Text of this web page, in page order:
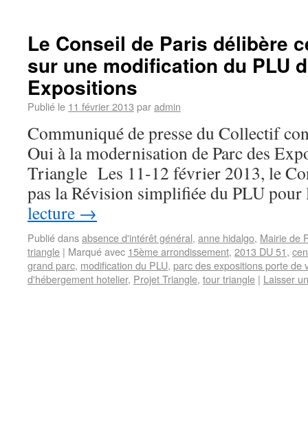
Le Conseil de Paris délibère
sur une modification du PLU
Expositions
Publié le 11 février 2013 paradmin
Communiqué de presse du Collectif
Oui à la modernisation de Parc des
Triangle Les 11-12 février 2013, le
pas la Révision simplifiée du PLU
lecture →
Publié dansabsence d'intérêt général, anne hidalgo, Mairie de
triangle | Marqué avec 15ème arrondissement, 2013 DU 51,
grand parc, modification du PLU, parc des expositions porte de
d'hébergement hotelier, Projet Triangle, tour triangle | Laisser